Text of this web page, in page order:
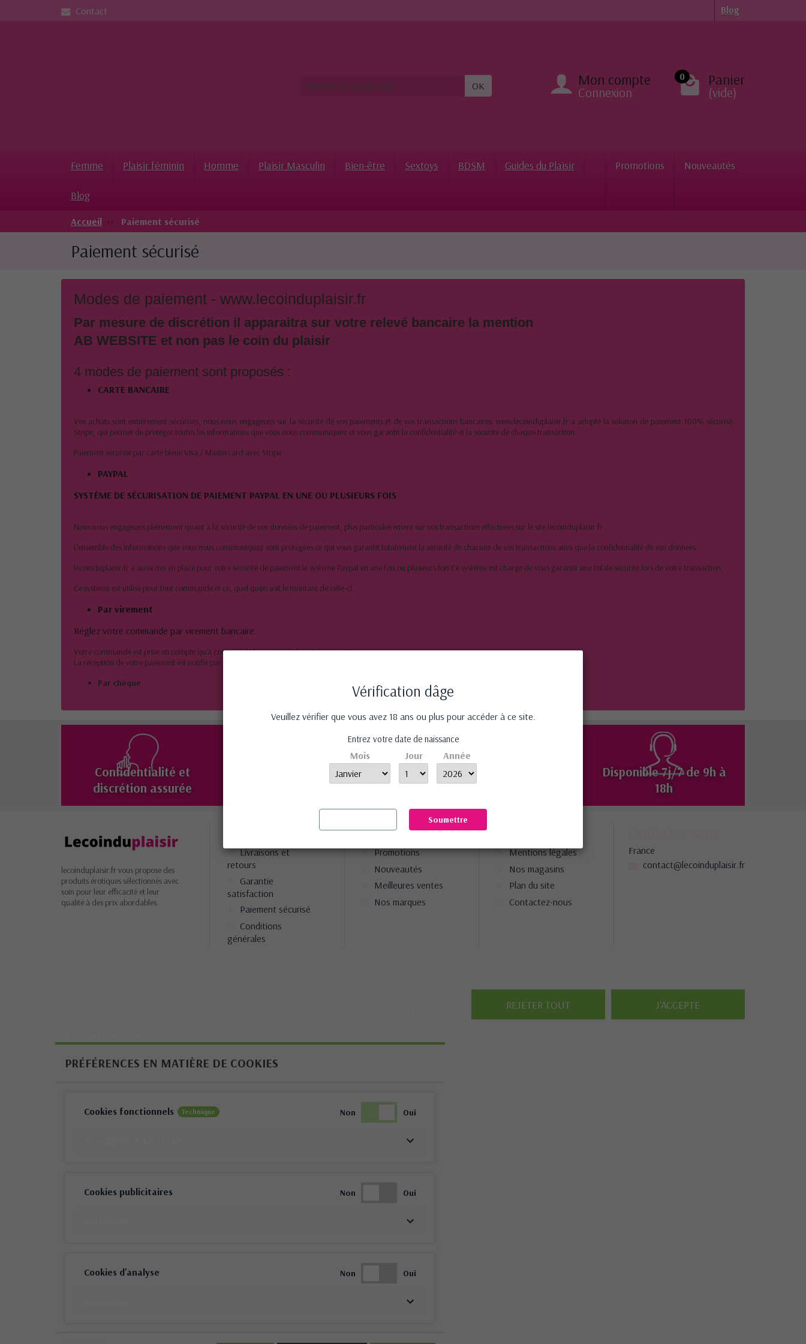
Contact Blog
OK Mon compte
Connexion
0 Panier
(vide)
Femme Plaisir féminin Homme Plaisir Masculin Bien-être Sextoys BDSM Guides du Plaisir
Blog
Promotions Nouveautés
Accueil Paiement sécurisé
Paiement sécurisé
Modes de paiement - www.lecoinduplaisir.fr
Par mesure de discrétion il apparaitra sur votre relevé bancaire la mention
AB WEBSITE et non pas le coin du plaisir
4 modes de paiement sont proposés :
CARTE BANCAIRE
Vos achats sont entièrement sécurisés, nous nous engageons sur la sécurité de vos paiements et de vos transactions bancaires. www.lecoinduplaisir.fr a adopté la solution de paiement 100% sécurisé
Stripe, qui permet de protéger toutes les informations que vous nous communiquez et vous garantit la confidentialité et la sécurité de chaque transaction.
Paiement sécurisé par carte bleue Visa / Mastercard avec Stripe
PAYPAL
SYSTÈME DE SÉCURISATION DE PAIEMENT PAYPAL EN UNE OU PLUSIEURS FOIS
Nous nous engageons pleinement quant à la sécurité de vos données de paiement, plus particulièrement sur vos transactions effectuées sur le site lecoinduplaisir.fr
L’ensemble des informations que vous nous communiquez sont protégées ce qui vous garantit totalement la sécurité de chacune de vos transactions ainsi que la confidentialité de vos données
lecoinduplaisir.fr a aussi mis en place pour votre sécurité de paiement le système Paypal en une fois ou plusieurs fois Ce système est chargé de vous garantir une totale sécurité lors de votre transaction.
Ce système est utilisé pour tout commande et ce, quel qu'en soit le montant de celle-ci.
Par virement
Réglez votre commande par virement bancaire.
Votre commande est prise en compte qu'à compter de la réception de votre virement.
La réception de votre paiement est notifié par émail.
Par chèque
Confidentialité et
discrétion assurée
Livraison offerte dés 50 €
d'achat
Paiement 100% sécurisé
Disponible 7j/7 de 9h à
18h
lecoinduplaisir.fr vous propose des
produits érotiques sélectionnés avec
soin pour leur efficacité et leur
qualité à des prix abordables.
Livraisons et
retours
Garantie
satisfaction
Paiement sécurisé
Conditions
générales
Nos produits
Promotions
Nouveautés
Meilleures ventes
Nos marques
Mentions légales
Nos magasins
Plan du site
Contactez-nous
France
contact@lecoinduplaisir.fr
Vérification dâge
Veuillez vérifier que vous avez 18 ans ou plus pour accéder à ce site.
Entrez votre date de naissance
Mois Jour Année
Soumettre
REJETER TOUT J'ACCEPTE
PRÉFÉRENCES EN MATIÈRE DE COOKIES
Cookies fonctionnels Technique Non Oui
Cookies publicitaires Non Oui
Cookies d'analyse Non Oui